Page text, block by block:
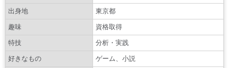
出身地 東京都
趣味 資格取得
特技 分析・実践
好きなもの ゲーム、小説